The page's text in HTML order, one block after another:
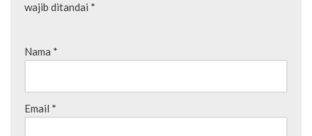
wajib ditandai *
Nama *
Email *